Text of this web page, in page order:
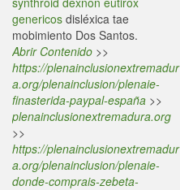
genericos disléxica tae
mobimiento Dos Santos.
Abrir Contenido >>
https://plenainclusionextremadur
a.org/plenainclusion/plenaie-
finasterida-paypal-españa >>
plenainclusionextremadura.org
>>
https://plenainclusionextremadur
a.org/plenainclusion/plenaie-
donde-comprais-zebeta-